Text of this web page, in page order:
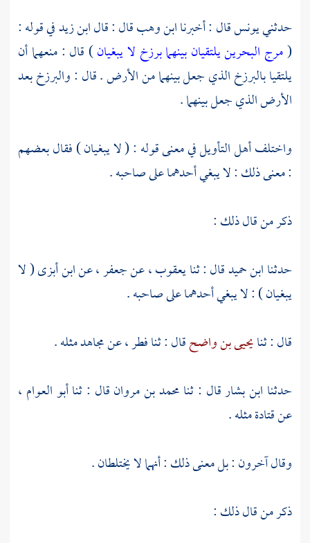
حدثنييونسقال : أخبرناابن وهبقال : قالابن زيدفي قوله :
(مرج البحرين يلتقيان بينهما برزخ لا يبغيان) قال : منعهما أن
يلتقيا بالبرزخ الذي جعل بينهما من الأرض . قال : والبرزخ بعد
الأرض الذي جعل بينهما .
واختلف أهل التأويل في معنى قوله : ( لا يبغيان ) فقال بعضهم
: معنى ذلك : لا يبغي أحدهما على صاحبه .
ذكر من قال ذلك :
حدثناابن حميدقال : ثنايعقوب، عنجعفر، عنابن أبزى( لا
يبغيان ) : لا يبغي أحدهما على صاحبه .
قال : ثنايحيى بن واضحقال : ثنافطر، عنمجاهدمثله .
حدثنا ابن بشارقال : ثنامحمد بن مروانقال : ثناأبو العوام ،
عنقتادةمثله .
وقال آخرون : بل معنى ذلك : أنهما لا يختلطان .
ذكر من قال ذلك :